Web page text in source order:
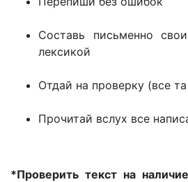
Составь письменно
лексикой
Отдай на проверку (все
Прочитай вслух все
*Проверить текст на